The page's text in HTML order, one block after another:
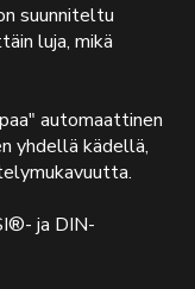
suunniteltu
luja, mikä
automaattinen
yhdellä kädellä,
ja DIN-